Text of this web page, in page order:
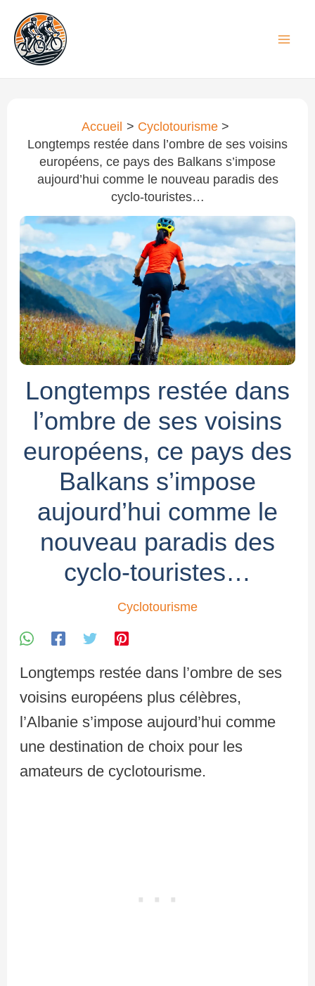
contenu
Accueil
Cyclotourisme
Longtemps restée dans l’ombre de ses voisins
européens, ce pays des Balkans s’impose
aujourd’hui comme le nouveau paradis des
cyclo-touristes…
Longtemps restée dans
l’ombre de ses voisins
européens, ce pays des
Balkans s’impose
aujourd’hui comme le
nouveau paradis des
cyclo-touristes…
Cyclotourisme
Longtemps restée dans l’ombre de ses
voisins européens plus célèbres,
l’Albanie s’impose aujourd’hui comme
une destination de choix pour les
amateurs de cyclotourisme.